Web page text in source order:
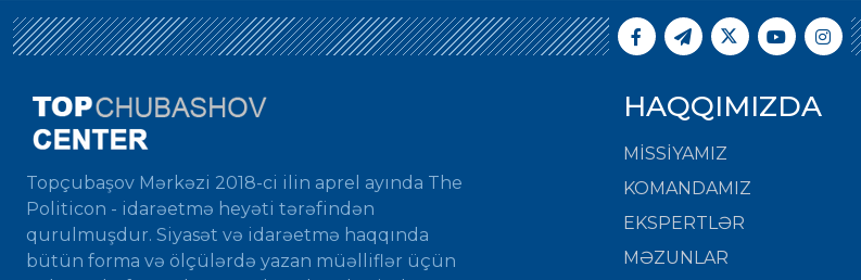
Topçubaşov Mərkəzi 2018-ci ilin aprel ayında The
Politicon - idarəetmə heyəti tərəfindən
qurulmuşdur. Siyasət və idarəetmə haqqında
bütün forma və ölçülərdə yazan müəlliflər üçün
HAQQIMIZDA
MISSIYAMIZ
KOMANDAMIZ
EKSPERTLƏR
MƏZUNLAR